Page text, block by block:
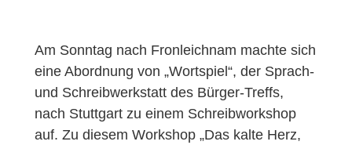
Am Sonntag nach Fronleichnam machte sich
eine Abordnung von „Wortspiel“, der Sprach-
und Schreibwerkstatt des Bürger-Treffs,
nach Stuttgart zu einem Schreibworkshop
auf. Zu diesem Workshop „Das kalte Herz,